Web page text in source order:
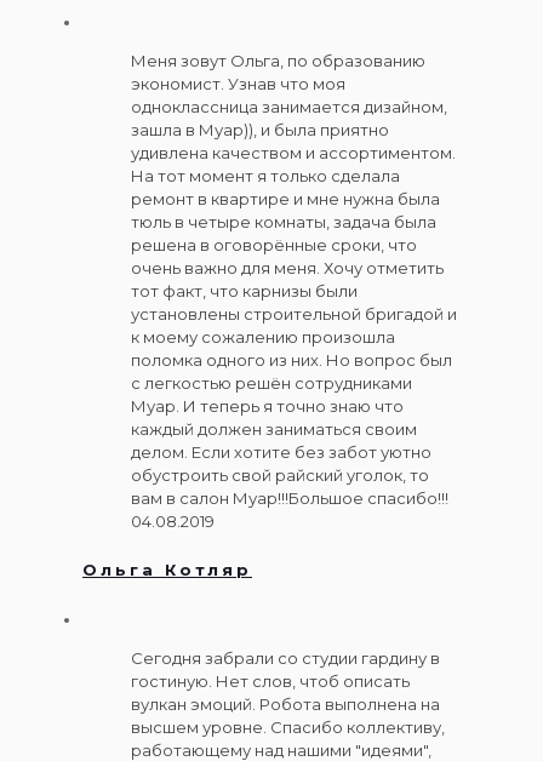
Меня зовут Ольга, по образованию
экономист. Узнав что моя
одноклассница занимается дизайном,
зашла в Муар)), и была приятно
удивлена качеством и ассортиментом.
На тот момент я только сделала
ремонт в квартире и мне нужна была
тюль в четыре комнаты, задача была
решена в оговорённые сроки, что
очень важно для меня. Хочу отметить
тот факт, что карнизы были
установлены строительной бригадой и
к моему сожалению произошла
поломка одного из них. Но вопрос был
с легкостью решён сотрудниками
Муар. И теперь я точно знаю что
каждый должен заниматься своим
делом. Если хотите без забот уютно
обустроить свой райский уголок, то
вам в салон Муар!!!Большое спасибо!!!
04.08.2019
Ольга Котляр
Сегодня забрали со студии гардину в
гостиную. Нет слов, чтоб описать
вулкан эмоций. Робота выполнена на
высшем уровне. Спасибо коллективу,
работающему над нашими "идеями",